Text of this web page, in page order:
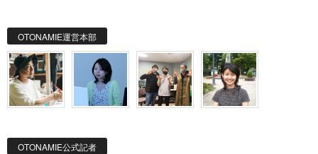
OTONAMIE運営本部
OTONAMIE公式記者